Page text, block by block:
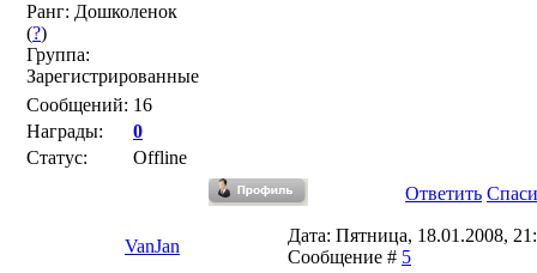
Ранг: Дошколенок
(?)
Группа:
Зарегистрированные
Сообщений: 16
Награды:
0
Статус:
Offline
Ответить
VanJan
Дата: Пятница, 18.01.2008,
Сообщение # 5